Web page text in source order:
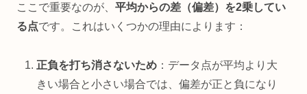
ここで重要なのが、 平均からの差（偏差）を2乗してい
る点です。これはいくつかの理由によります：
正負を打ち消さないため ：データ点が平均より大
きい場合と小さい場合では、偏差が正と負になり